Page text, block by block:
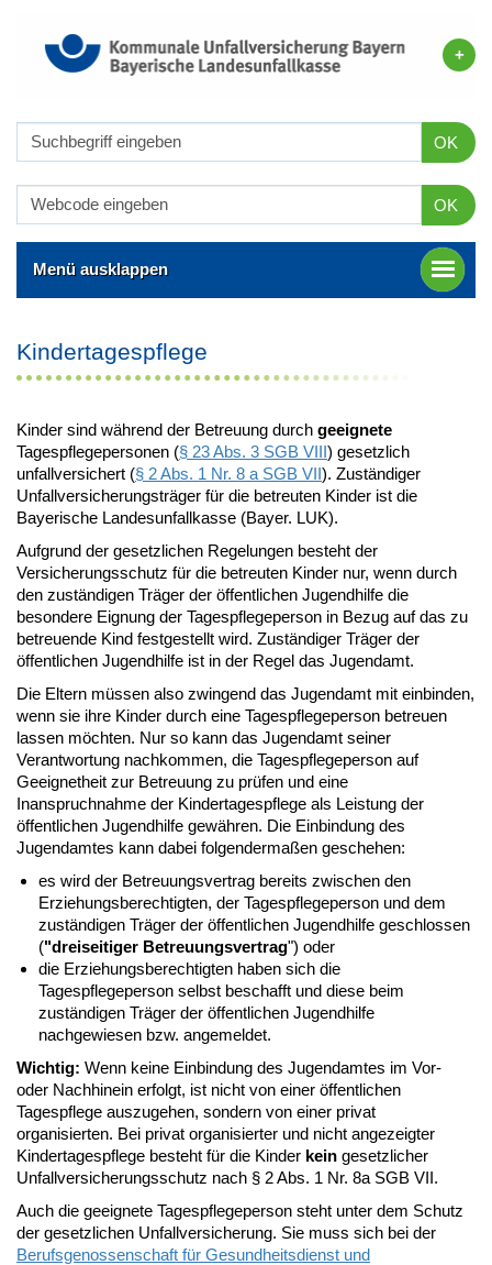
OK
OK
Menü ausklappen
Kindertagespflege
Kinder sind während der Betreuung durch geeignete
Tagespflegepersonen (§ 23 Abs. 3 SGB VIII) gesetzlich
unfallversichert (§ 2 Abs. 1 Nr. 8 a SGB VII). Zuständiger
Unfallversicherungsträger für die betreuten Kinder ist die
Bayerische Landesunfallkasse (Bayer. LUK).
Aufgrund der gesetzlichen Regelungen besteht der
Versicherungsschutz für die betreuten Kinder nur, wenn durch
den zuständigen Träger der öffentlichen Jugendhilfe die
besondere Eignung der Tagespflegeperson in Bezug auf das zu
betreuende Kind festgestellt wird. Zuständiger Träger der
öffentlichen Jugendhilfe ist in der Regel das Jugendamt.
Die Eltern müssen also zwingend das Jugendamt mit einbinden,
wenn sie ihre Kinder durch eine Tagespflegeperson betreuen
lassen möchten. Nur so kann das Jugendamt seiner
Verantwortung nachkommen, die Tagespflegeperson auf
Geeignetheit zur Betreuung zu prüfen und eine
Inanspruchnahme der Kindertagespflege als Leistung der
öffentlichen Jugendhilfe gewähren. Die Einbindung des
Jugendamtes kann dabei folgendermaßen geschehen:
es wird der Betreuungsvertrag bereits zwischen den
Erziehungsberechtigten, der Tagespflegeperson und dem
zuständigen Träger der öffentlichen Jugendhilfe geschlossen
("dreiseitiger Betreuungsvertrag") oder
die Erziehungsberechtigten haben sich die
Tagespflegeperson selbst beschafft und diese beim
zuständigen Träger der öffentlichen Jugendhilfe
nachgewiesen bzw. angemeldet.
Wichtig: Wenn keine Einbindung des Jugendamtes im Vor-
oder Nachhinein erfolgt, ist nicht von einer öffentlichen
Tagespflege auszugehen, sondern von einer privat
organisierten. Bei privat organisierter und nicht angezeigter
Kindertagespflege besteht für die Kinder kein gesetzlicher
Unfallversicherungsschutz nach § 2 Abs. 1 Nr. 8a SGB VII.
Auch die geeignete Tagespflegeperson steht unter dem Schutz
der gesetzlichen Unfallversicherung. Sie muss sich bei der
Berufsgenossenschaft für Gesundheitsdienst und